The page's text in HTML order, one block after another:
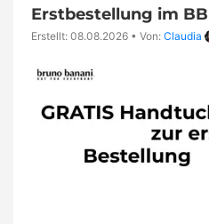
Erstbestellung im
Erstellt: 08.08.2026 • Von: Claudia